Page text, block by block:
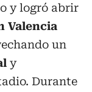
y logró abrir
Valencia
un
y
Durante